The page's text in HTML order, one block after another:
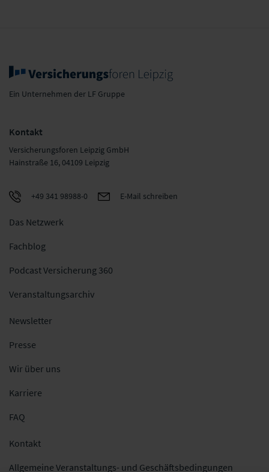
Ein Unternehmen der LF Gruppe
Kontakt
Versicherungsforen Leipzig GmbH
Hainstraße 16, 04109 Leipzig
+49 341 98988-0 E-Mail schreiben
Das Netzwerk
Fachblog
Podcast Versicherung 360
Veranstaltungsarchiv
Newsletter
Presse
Wir über uns
Karriere
FAQ
Kontakt
Allgemeine Veranstaltungs- und Geschäftsbedingungen